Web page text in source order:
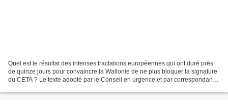
Quel est le résultat des intenses tractations européennes qui ont duré près
de quinze jours pour convaincre la Wallonie de ne plus bloquer la signature
du CETA ? Le texte adopté par le Conseil en urgence et par correspondance